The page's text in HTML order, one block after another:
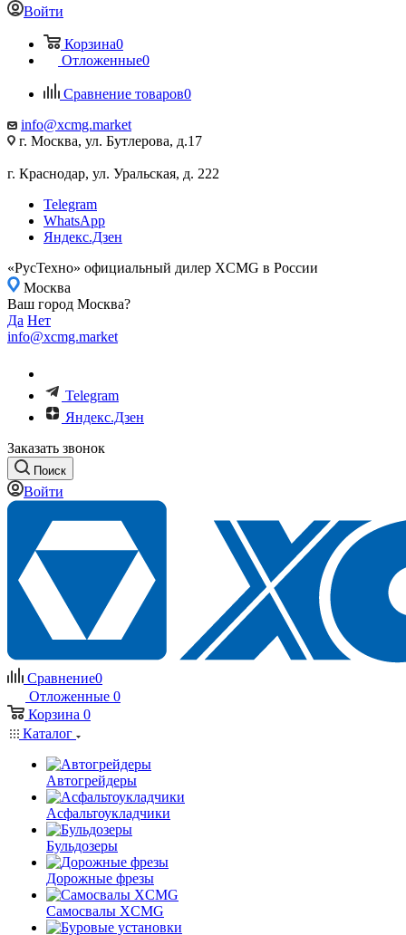
Войти
Корзина0
Отложенные0
Сравнение товаров0
info@xcmg.market
г. Москва, ул. Бутлерова, д.17
г. Краснодар, ул. Уральская, д. 222
Telegram
WhatsApp
Яндекс.Дзен
«РусТехно» официальный дилер XCMG в России
Москва
Ваш город Москва?
Да Нет
info@xcmg.market
Telegram
Яндекс.Дзен
Заказать звонок
Поиск
Войти
Сравнение0
Отложенные 0
Корзина 0
Каталог
Автогрейдеры
Асфальтоукладчики
Бульдозеры
Дорожные фрезы
Самосвалы XCMG